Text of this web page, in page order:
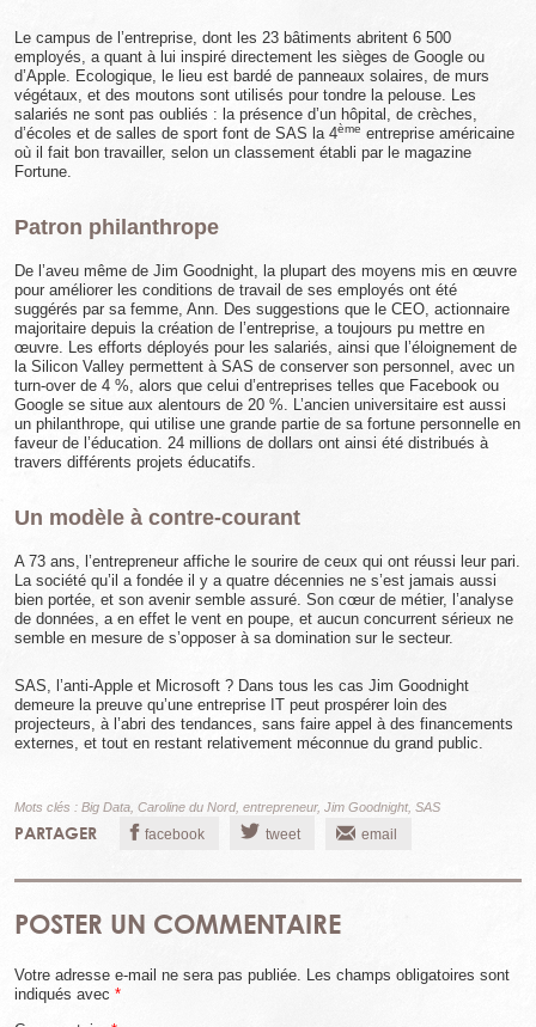
Le campus de l’entreprise, dont les 23 bâtiments abritent 6 500
employés, a quant à lui inspiré directement les sièges de Google ou
d’Apple. Ecologique, le lieu est bardé de panneaux solaires, de murs
végétaux, et des moutons sont utilisés pour tondre la pelouse. Les
salariés ne sont pas oubliés : la présence d’un hôpital, de crèches,
d’écoles et de salles de sport font de SAS la 4ème entreprise américaine
où il fait bon travailler, selon un classement établi par le magazine
Fortune.
Patron philanthrope
De l’aveu même de Jim Goodnight, la plupart des moyens mis en œuvre
pour améliorer les conditions de travail de ses employés ont été
suggérés par sa femme, Ann. Des suggestions que le CEO, actionnaire
majoritaire depuis la création de l’entreprise, a toujours pu mettre en
œuvre. Les efforts déployés pour les salariés, ainsi que l’éloignement de
la Silicon Valley permettent à SAS de conserver son personnel, avec un
turn-over de 4 %, alors que celui d’entreprises telles que Facebook ou
Google se situe aux alentours de 20 %. L’ancien universitaire est aussi
un philanthrope, qui utilise une grande partie de sa fortune personnelle en
faveur de l’éducation. 24 millions de dollars ont ainsi été distribués à
travers différents projets éducatifs.
Un modèle à contre-courant
A 73 ans, l’entrepreneur affiche le sourire de ceux qui ont réussi leur pari.
La société qu’il a fondée il y a quatre décennies ne s’est jamais aussi
bien portée, et son avenir semble assuré. Son cœur de métier, l’analyse
de données, a en effet le vent en poupe, et aucun concurrent sérieux ne
semble en mesure de s’opposer à sa domination sur le secteur.
SAS, l’anti-Apple et Microsoft ? Dans tous les cas Jim Goodnight
demeure la preuve qu’une entreprise IT peut prospérer loin des
projecteurs, à l’abri des tendances, sans faire appel à des financements
externes, et tout en restant relativement méconnue du grand public.
Mots clés : Big Data Caroline du Nord, entrepreneur, Jim Goodnight, SAS
PARTAGER facebook tweet email
POSTER UN COMMENTAIRE
Votre adresse e-mail ne sera pas publiée.
Les champs obligatoires sont
indiqués avec *